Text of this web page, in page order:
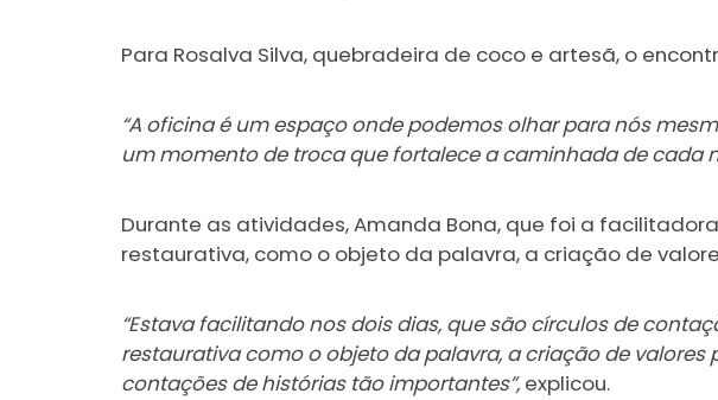
Para Rosalva Silva, quebradeira de coco e artesã, o
“A oficina é um espaço onde podemos olhar para nós
um momento de troca que fortalece a caminhada de cada
Durante as atividades, Amanda Bona, que foi a
restaurativa, como o objeto da palavra, a criação de
“Estava facilitando nos dois dias, que são círculos de
restaurativa como o objeto da palavra, a criação de
contações de histórias tão importantes”, explicou.